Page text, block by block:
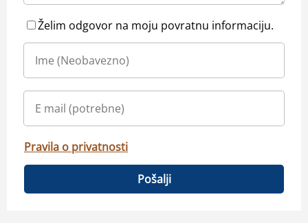
Želim odgovor na moju povratnu informaciju.
Pravila o privatnosti
Pošalji